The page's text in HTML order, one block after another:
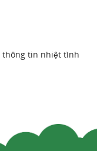
thông tin nhiệt tình